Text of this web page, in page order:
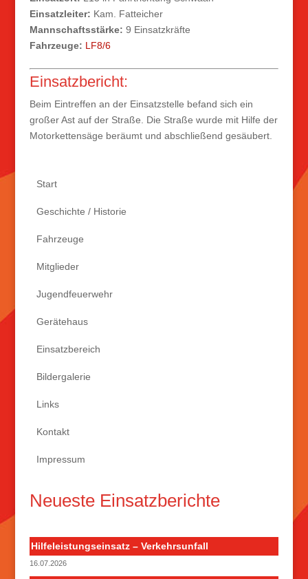
Einsatzleiter: Kam. Fatteicher
Mannschaftsstärke: 9 Einsatzkräfte
Fahrzeuge: LF8/6
Einsatzbericht:
Beim Eintreffen an der Einsatzstelle befand sich ein
großer Ast auf der Straße. Die Straße wurde mit Hilfe der
Motorkettensäge beräumt und abschließend gesäubert.
Start
Geschichte / Historie
Fahrzeuge
Mitglieder
Jugendfeuerwehr
Gerätehaus
Einsatzbereich
Bildergalerie
Links
Kontakt
Impressum
Neueste Einsatzberichte
Hilfeleistungseinsatz – Verkehrsunfall
16.07.2026